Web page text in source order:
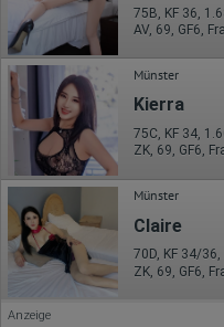
Hotjar
Wir nutzen Hotjar als
Daten über das
auch im Rahmen von
auf unserer Website
Informationen verarbeiten.
Herausgeber:
Hotjar Limited, Malta
Erhobene Daten:
Datum und Uhrzeit des
Gerätetyp
Geografischer Standort
IP-Adresse
Mausbewegungen
75B, KF 36,
Münster
Kierra
75C, KF 34,
Münster
Claire
Anzeige